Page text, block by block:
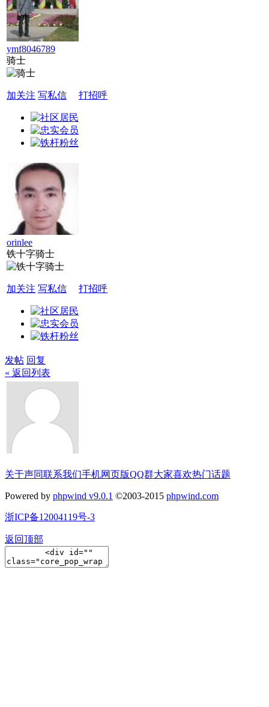
ymf8046789
骑士
加关注 写私信 打招呼
orinlee
铁十字骑士
加关注 写私信 打招呼
发帖 回复
« 返回列表
关于声同联系我们手机网页版QQ群大家喜欢热门话题
Powered by phpwind v9.0.1 ©2003-2015 phpwind.com
浙ICP备12004119号-3
返回顶部